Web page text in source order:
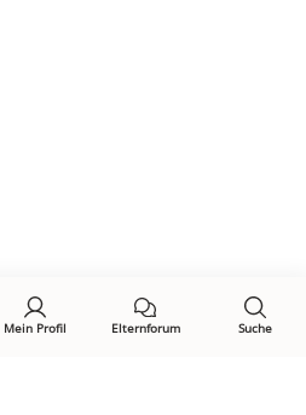
Mein Profil Elternforum Suche
@rundumsbaby_